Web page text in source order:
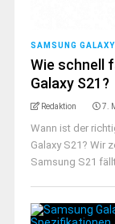
SAMSUNG
Wie schnell
Galaxy S21?
Redaktion 7.
Wann ist der
Galaxy S21? Wir
Samsung S21